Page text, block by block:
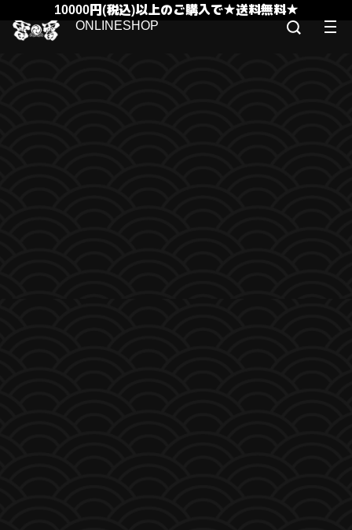
10000円(税込)以上のご購入で★送料無料★
ONLINESHOP